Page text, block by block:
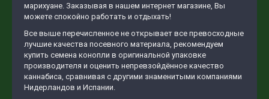
марихуане. Заказывая в нашем интернет магазине, Вы
можете спокойно работать и отдыхать!
Все выше перечисленное не открывает все превосходные
лучшие качества посевного материала, рекомендуем
купить семена конопли в оригинальной упаковке
производителя и оценить непревзойдённое качество
каннабиса, сравнивая с другими знаменитыми компаниями
Нидерландов и Испании.